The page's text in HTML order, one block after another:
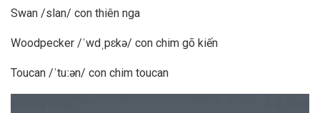
Swan /slan/ con thiên nga
Woodpecker /ˈwdˌpɛkə/ con chim gõ kiến
Toucan /ˈtuːən/ con chim toucan